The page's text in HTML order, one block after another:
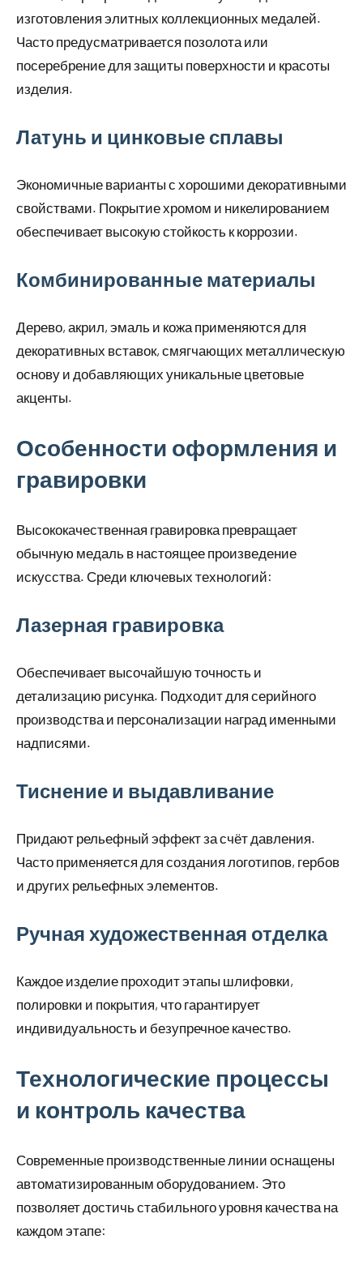
изготовления элитных коллекционных медалей.
Часто предусматривается позолота или
посеребрение для защиты поверхности и красоты
изделия.
Латунь и цинковые сплавы
Экономичные варианты с хорошими декоративными
свойствами. Покрытие хромом и никелированием
обеспечивает высокую стойкость к коррозии.
Комбинированные материалы
Дерево, акрил, эмаль и кожа применяются для
декоративных вставок, смягчающих металлическую
основу и добавляющих уникальные цветовые
акценты.
Особенности оформления и
гравировки
Высококачественная гравировка превращает
обычную медаль в настоящее произведение
искусства. Среди ключевых технологий:
Лазерная гравировка
Обеспечивает высочайшую точность и
детализацию рисунка. Подходит для серийного
производства и персонализации наград именными
надписями.
Тиснение и выдавливание
Придают рельефный эффект за счёт давления.
Часто применяется для создания логотипов, гербов
и других рельефных элементов.
Ручная художественная отделка
Каждое изделие проходит этапы шлифовки,
полировки и покрытия, что гарантирует
индивидуальность и безупречное качество.
Технологические процессы
и контроль качества
Современные производственные линии оснащены
автоматизированным оборудованием. Это
позволяет достичь стабильного уровня качества на
каждом этапе: